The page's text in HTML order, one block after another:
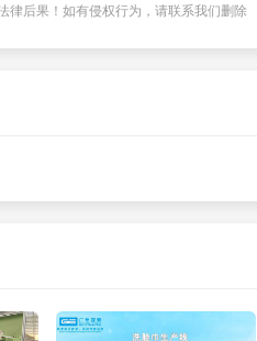
律后果！如有侵权行为，请联系我们删除